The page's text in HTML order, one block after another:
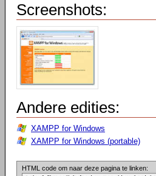
Screenshots:
Andere edities:
XAMPP for Windows
XAMPP for Windows (portable)
HTML code om naar deze pagina te linken: